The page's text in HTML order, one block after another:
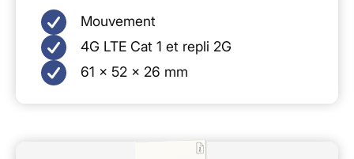
Mouvement
4G LTE Cat 1 et repli 2G
61 x 52 x 26 mm